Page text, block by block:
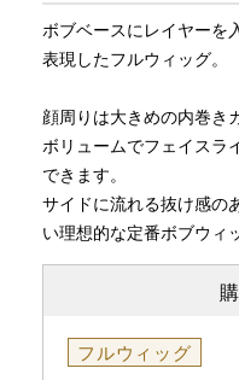
ボブベースにレイヤーを
表現したフルウィッグ。
顔周りは大きめの内巻き
ボリュームでフェイスラ
できます。
サイドに流れる抜け感の
い理想的な定番ボブウィ
フルウィッグ